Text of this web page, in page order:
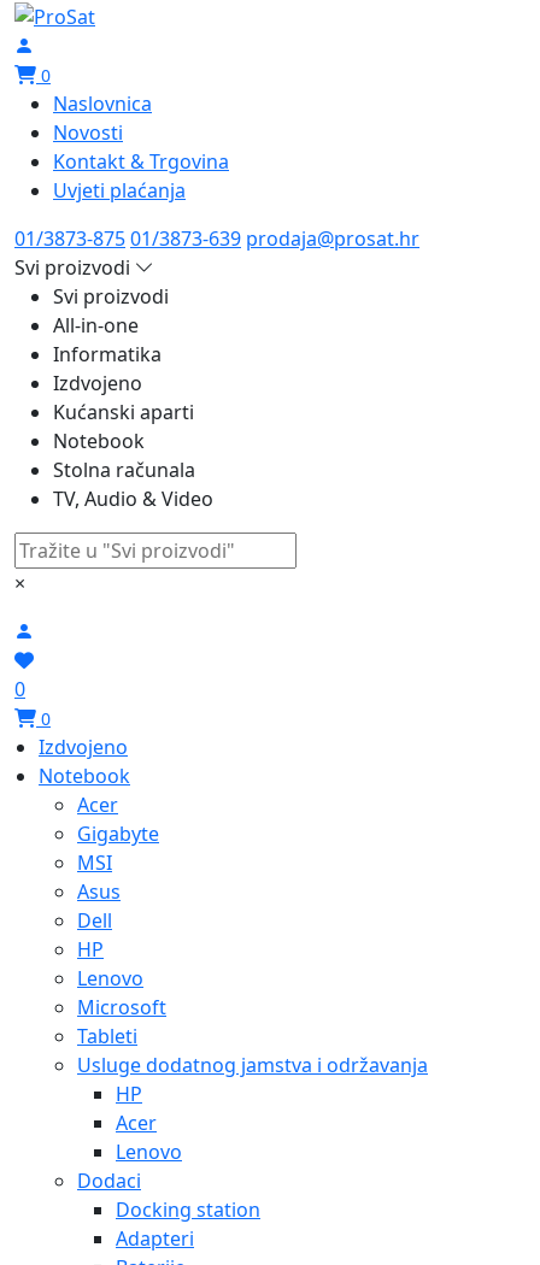
0
Naslovnica
Novosti
Kontakt & Trgovina
Uvjeti plaćanja
01/3873-87501/3873-639 prodaja@prosat.hr
Svi proizvodi
Svi proizvodi
All-in-one
Informatika
Izdvojeno
Kućanski aparti
Notebook
Stolna računala
TV, Audio & Video
×
0
0
Izdvojeno
Notebook
Acer
Gigabyte
MSI
Asus
Dell
HP
Lenovo
Microsoft
Tableti
Usluge dodatnog jamstva i održavanja
HP
Acer
Lenovo
Dodaci
Docking station
Adapteri